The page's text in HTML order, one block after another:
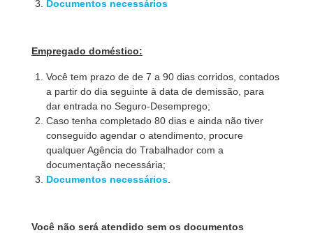
Documentos necessários
Empregado doméstico:
Você tem prazo de de 7 a 90 dias corridos, contados
a partir do dia seguinte à data de demissão, para
dar entrada no Seguro-Desemprego;
Caso tenha completado 80 dias e ainda não tiver
conseguido agendar o atendimento, procure
qualquer Agência do Trabalhador com a
documentação necessária;
Documentos necessários
Você não será atendido sem os documentos